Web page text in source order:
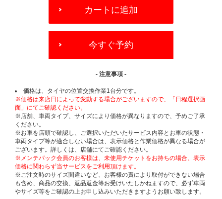
OPTIONS
カートに追加
今すぐ予約
- 注意事項 -
価格は、タイヤの位置交換作業1台分です。
※価格は来店日によって変動する場合がございますので、「日程選択画
面」にてご確認ください。
※店舗、車両タイプ、サイズにより価格が異なりますので、予めご了承
ください。
※お車を店頭で確認し、ご選択いただいたサービス内容とお車の状態・
車両タイプ等が適合しない場合は、表示価格と作業価格が異なる場合が
ございます。詳しくは、店舗にてご確認ください。
※メンテパック会員のお客様は、未使用チケットをお持ちの場合、表示
価格に関わらず当サービスをご利用頂けます。
※ご注文時のサイズ間違いなど、お客様の責により取付ができない場合
も含め、商品の交換、返品返金等お受けいたしかねますので、必ず車両
やサイズ等をご確認の上お申し込みいただきますようお願い致します。